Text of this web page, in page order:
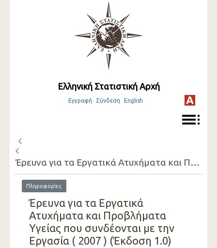
Ελληνική Στατιστική Αρχή
Εγγραφή Σύνδεση English
Έρευνα για τα Εργατικά Ατυχήματα και Προβλήματα Υγείας που συνδέονται με την Εργασία ( 2007 )
Πληροφορίες
Έρευνα για τα Εργατικά
Ατυχήματα και Προβλήματα
Υγείας που συνδέονται με την
Εργασία ( 2007 ) (Έκδοση 1.0)